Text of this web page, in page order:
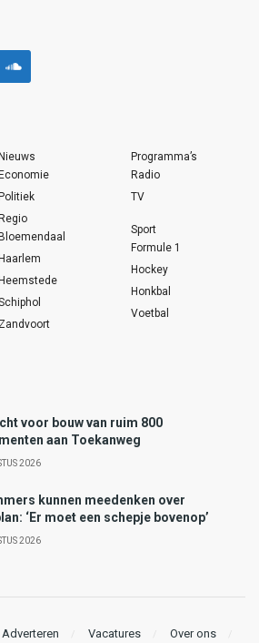
Zandvoort
Programma’s
Radio
TV
Sport
Formule 1
Hockey
Honkbal
Voetbal
voor bouw van ruim 800
aan Toekanweg
2026
kunnen meedenken over
‘Er moet een schepje bovenop’
2026
Adverteren Vacatures Over ons